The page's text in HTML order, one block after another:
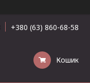
+380 (63) 860-68-58
Кошик